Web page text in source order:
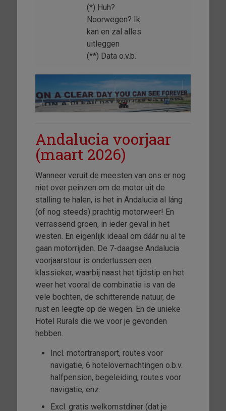
(*) Huh?
Noorwegen? Ik
kan en zal alles
uitleggen
(**) Data o.v.b.
Andalucia voorjaar
(maart 2026)
Wanneer veruit de meesten van ons er nog
niet over peinzen om de motor uit de
stalling te halen, is het in Andalucia al láng
(of nog steeds) prachtig motorweer! En
verrassend groen, in ieder geval in het
westen. En eigenlijk ideaal om dáár nu al te
gaan motorrijden. De 7-daagse Andalucia
voorjaarstour is ondertussen een
klassieker, waarbij naast het tijdstip en het
weer het vooral de combinatie is van de
vele bochten, de schitterende natuur, de
rust en leegte op de wegen. En de unieke
Hotel Rurals die we voor je gevonden
hebben.
Incl. motortransport, routes voor
navigatie, 6 hotelovernachtingen o.b.v.
halfpension, begeleiding, routes voor
navigatie, enz.
Excl. gratis welkomstdiner (dat je